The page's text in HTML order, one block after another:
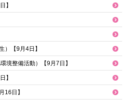
】
）【9月4日】
境整備活動）【9月7日】
】
16日】